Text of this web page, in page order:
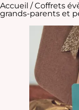
Accueil /Coffrets
grands-parents et